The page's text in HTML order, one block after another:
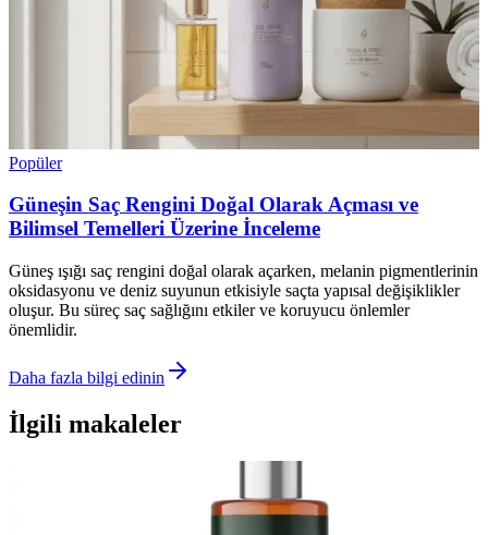
Popüler
Güneşin Saç Rengini Doğal Olarak Açması ve
Bilimsel Temelleri Üzerine İnceleme
Güneş ışığı saç rengini doğal olarak açarken, melanin pigmentlerinin
oksidasyonu ve deniz suyunun etkisiyle saçta yapısal değişiklikler
oluşur. Bu süreç saç sağlığını etkiler ve koruyucu önlemler
önemlidir.
Daha fazla bilgi edinin
İlgili makaleler